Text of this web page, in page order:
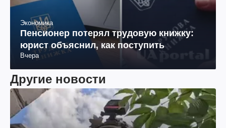
Экономика
Пенсионер потерял трудовую книжку:
юрист объяснил, как поступить
Вчера
Другие новости